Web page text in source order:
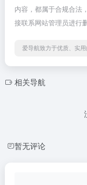
内容，都属于合规合法
接联系网站管理员进行
爱导航致力于优质、实
相关导航
暂无评论